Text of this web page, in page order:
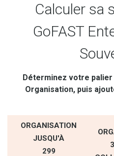
Calculer sa
GoFAST
Déterminez votre
Organisation, puis
ORGANISATION
JUSQU'À
299